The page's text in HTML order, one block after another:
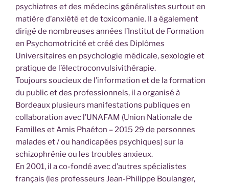
psychiatres et des médecins généralistes surtout en
matière d’anxiété et de toxicomanie. Il a également
dirigé de nombreuses années l’Institut de Formation
en Psychomotricité et créé des Diplômes
Universitaires en psychologie médicale, sexologie et
pratique de l’électroconvulsivithérapie.
Toujours soucieux de l’information et de la formation
du public et des professionnels, il a organisé à
Bordeaux plusieurs manifestations publiques en
collaboration avec l’UNAFAM (Union Nationale de
Familles et Amis Phaéton – 2015 29 de personnes
malades et / ou handicapées psychiques) sur la
schizophrénie ou les troubles anxieux.
En 2001, il a co-fondé avec d’autres spécialistes
français (les professeurs Jean-Philippe Boulanger,